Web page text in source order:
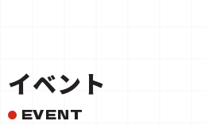
イベント
EVENT